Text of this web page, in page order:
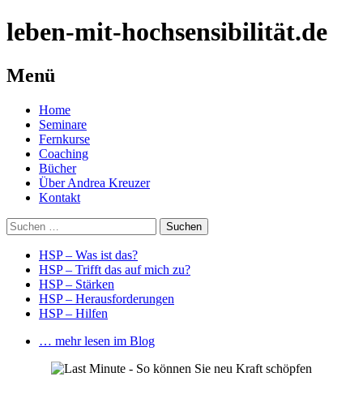
leben-mit-hochsensibilität.de
Menü
Springe
zum
Inhalt
Home
Seminare
Fernkurse
Coaching
Bücher
Über Andrea Kreuzer
Kontakt
Suchen
nach:
HSP – Was ist das?
HSP – Trifft das auf mich zu?
HSP – Stärken
HSP – Herausforderungen
HSP – Hilfen
… mehr lesen im Blog